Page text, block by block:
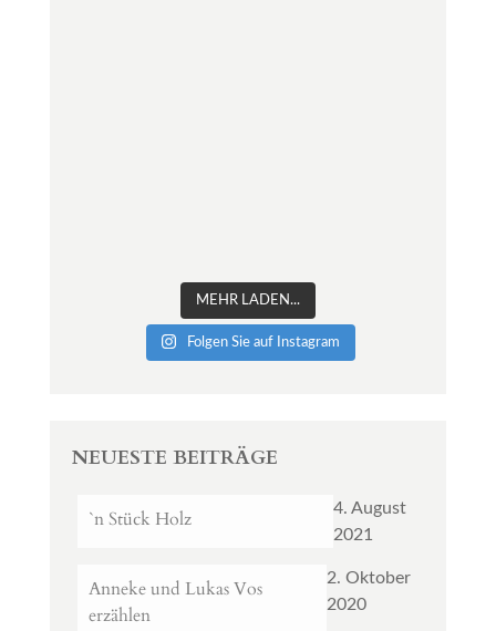
MEHR LADEN...
Folgen Sie auf Instagram
NEUESTE BEITRÄGE
`n Stück Holz
4. August
2021
Anneke und Lukas Vos
erzählen
2. Oktober
2020